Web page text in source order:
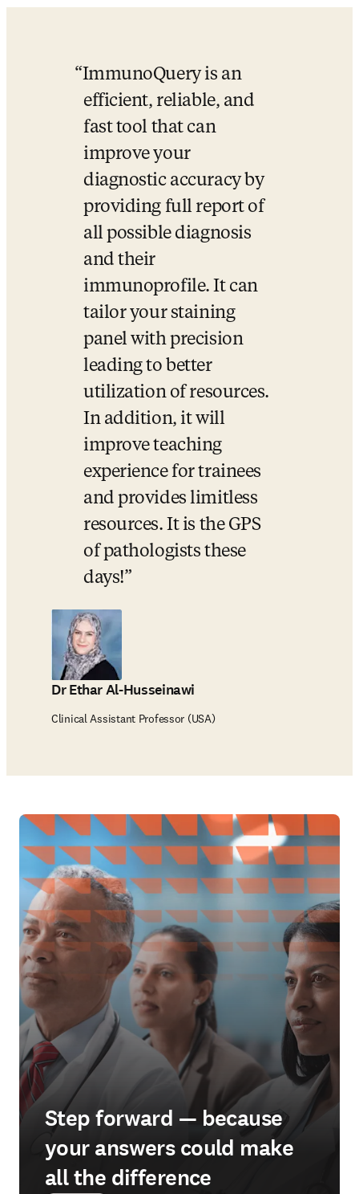
ImmunoQuery is an
efficient, reliable, and
fast tool that can
improve your
diagnostic accuracy by
providing full report of
all possible diagnosis
and their
immunoprofile. It can
tailor your staining
panel with precision
leading to better
utilization of resources.
In addition, it will
improve teaching
experience for trainees
and provides limitless
resources. It is the GPS
of pathologists these
days!
Dr Ethar Al-Husseinawi
Clinical Assistant Professor (USA)
Step forward — because
your answers could make
all the difference